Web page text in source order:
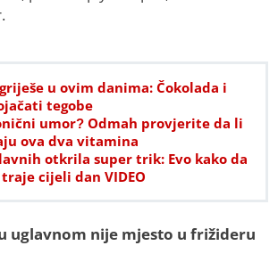
u ovim danima: Čokolada i
tegobe
umor? Odmah provjerite da li
ova dva vitamina
otkrila super trik: Evo kako da
cijeli dan VIDEO
uglavnom nije mjesto u frižideru